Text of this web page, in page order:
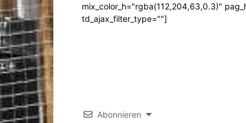
mix_color_h="rgba(112,204,63,0.3)"
td_ajax_filter_type=""]
Abonnieren